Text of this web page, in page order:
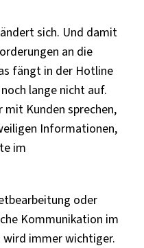
sich. Und damit
an die
fängt in der Hotline
lange nicht auf.
mit Kunden sprechen,
Informationen,
im
oder
Kommunikation im
wird immer wichtiger.